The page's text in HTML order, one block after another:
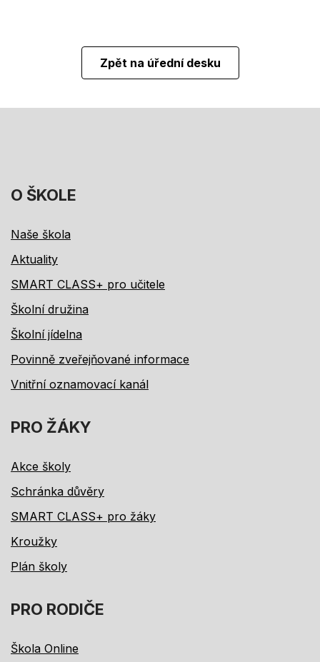
Zpět na úřední desku
O ŠKOLE
Naše škola
Aktuality
SMART CLASS+ pro učitele
Školní družina
Školní jídelna
Povinně zveřejňované informace
Vnitřní oznamovací kanál
PRO ŽÁKY
Akce školy
Schránka důvěry
SMART CLASS+ pro žáky
Kroužky
Plán školy
PRO RODIČE
Škola Online